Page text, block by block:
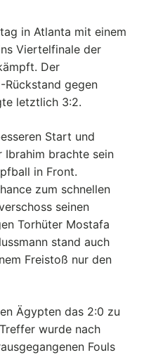
in Atlanta mit einem
Viertelfinale der
Der
gegen
letztlich 3:2.
Start und
Ibrahim brachte sein
in Front.
zum schnellen
seinen
Torhüter Mostafa
stand auch
Freistoß nur den
Ägypten das 2:0 zu
wurde nach
Fouls